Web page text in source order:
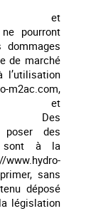
et
ne pourront
dommages
de marché
l’utilisation
et
Des
poser des
sont à la
sans
déposé
législation